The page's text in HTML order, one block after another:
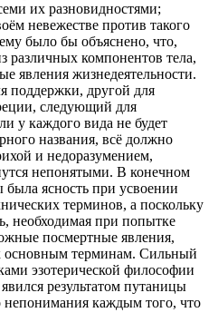
их разновидностями;
невежестве против такого
было бы объяснено, что,
различных компонентов тела,
явления жизнедеятельности.
поддержки, другой для
следующий для
у каждого вида не будет
названия, всё должно
и недоразумением,
непонятыми. В конечном
была ясность при усвоении
терминов, а поскольку
необходимая при попытке
посмертные явления,
основным терминам. Сильный
эзотерической философии
результатом путаницы
непонимания каждым того, что